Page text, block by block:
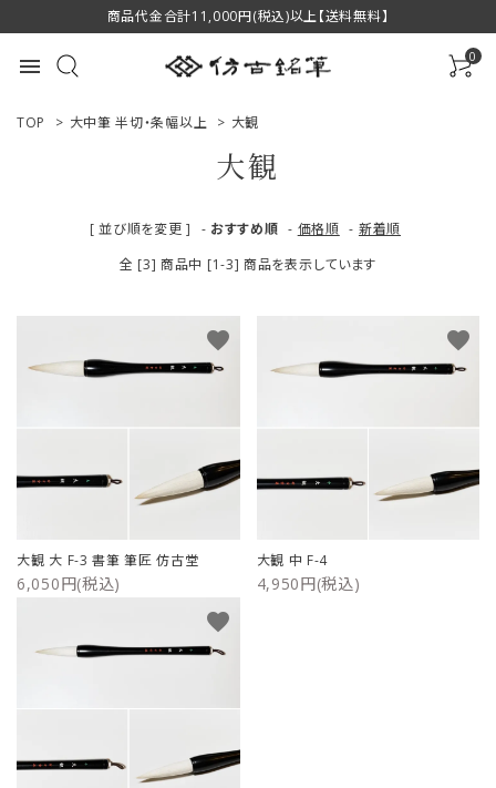
商品代金合計11,000円(税込)以上【送料無料】
menu 0
ACCOUNT MENU
商品一覧
私たちについて
プライバシーポリシー
特定商取引法について
TOP > 大中筆 半切・条幅以上 > 大観
大観
[ 並び順を変更 ] - おすすめ順 - 価格順 - 新着順
全 [3] 商品中 [1-3] 商品を表示しています
大観 大 F-3 書筆 筆匠 仿古堂
6,050円(税込)
favorite
大観 中 F-4
4,950円(税込)
favorite
favorite